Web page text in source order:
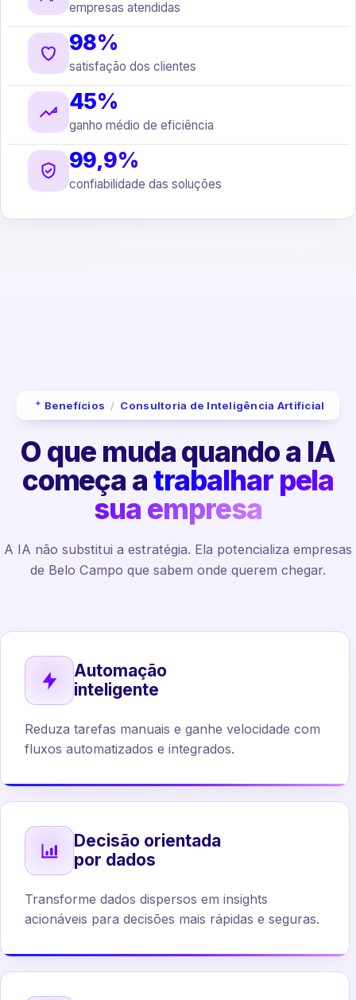
empresas atendidas
98%
satisfação dos clientes
45%
ganho médio de eficiência
99,9%
confiabilidade das soluções
Benefícios / Consultoria de Inteligência Artificial
O que muda quando a IA
começa atrabalhar pela
sua empresa
A IA não substitui a estratégia. Ela potencializa empresas
de Belo Campo que sabem onde querem chegar.
Automação
inteligente
Reduza tarefas manuais e ganhe velocidade com
fluxos automatizados e integrados.
Decisão orientada
por dados
Transforme dados dispersos em insights
acionáveis para decisões mais rápidas e seguras.